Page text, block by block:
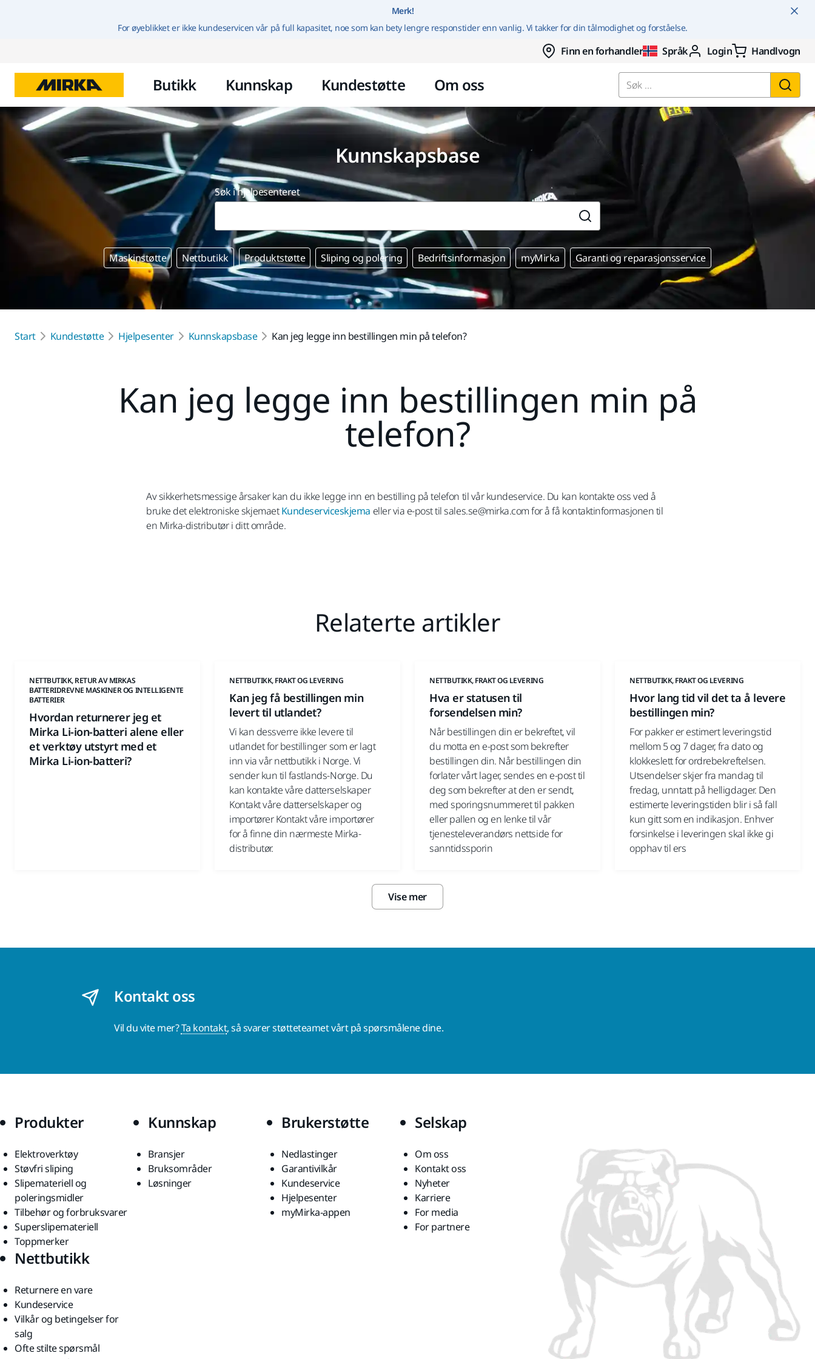
Gå til innhold
Merk!
For øyeblikket er ikke kundeservicen vår på full kapasitet, noe som kan bety lengre responstider enn vanlig. Vi takker for din tålmodighet og forståelse.
Finn en forhandler Språk Login Handlvogn
Butikk Kunnskap Kundestøtte Om oss Søk ...
Kunnskapsbase
Søk i hjelpesenteret
Maskinstøtte Nettbutikk Produktstøtte Sliping og polering Bedriftsinformasjon myMirka Garanti og reparasjonsservice
Start Kundestøtte Hjelpesenter Kunnskapsbase Kan jeg legge inn bestillingen min på telefon?
Kan jeg legge inn bestillingen min på
telefon?
Av sikkerhetsmessige årsaker kan du ikke legge inn en bestilling på telefon til vår kundeservice. Du kan kontakte oss ved å
bruke det elektroniske skjemaetKundeserviceskjema eller via e-post til sales.se@mirka.com for å få kontaktinformasjonen til
en Mirka-distributør i ditt område.
Relaterte artikler
NETTBUTIKK, RETUR AV MIRKAS
BATTERIDREVNE MASKINER OG INTELLIGENTE
BATTERIER
Hvordan returnerer jeg et
Mirka Li-ion-batteri alene eller
et verktøy utstyrt med et
Mirka Li-ion-batteri?
NETTBUTIKK, FRAKT OG LEVERING
Kan jeg få bestillingen min
levert til utlandet?
Vi kan dessverre ikke levere til
utlandet for bestillinger som er lagt
inn via vår nettbutikk i Norge. Vi
sender kun til fastlands-Norge. Du
kan kontakte våre datterselskaper
Kontakt våre datterselskaper og
importører Kontakt våre importører
for å finne din nærmeste Mirka-
distributør.
NETTBUTIKK, FRAKT OG LEVERING
Hva er statusen til
forsendelsen min?
Når bestillingen din er bekreftet, vil
du motta en e-post som bekrefter
bestillingen din. Når bestillingen din
forlater vårt lager, sendes en e-post til
deg som bekrefter at den er sendt,
med sporingsnummeret til pakken
eller pallen og en lenke til vår
tjenesteleverandørs nettside for
sanntidssporin
NETTBUTIKK, FRAKT OG LEVERING
Hvor lang tid vil det ta å levere
bestillingen min?
For pakker er estimert leveringstid
mellom 5 og 7 dager, fra dato og
klokkeslett for ordrebekreftelsen.
Utsendelser skjer fra mandag til
fredag, unntatt på helligdager. Den
estimerte leveringstiden blir i så fall
kun gitt som en indikasjon. Enhver
forsinkelse i leveringen skal ikke gi
opphav til ers
Vise mer
Kontakt oss
Vil du vite mer?Ta kontakt, så svarer støtteteamet vårt på spørsmålene dine.
Produkter
Elektroverktøy
Støvfri sliping
Slipemateriell og
poleringsmidler
Tilbehør og forbruksvarer
Superslipemateriell
Toppmerker
Kunnskap
Bransjer
Bruksområder
Løsninger
Brukerstøtte
Nedlastinger
Garantivilkår
Kundeservice
Hjelpesenter
myMirka-appen
Selskap
Om oss
Kontakt oss
Nyheter
Karriere
For media
For partnere
Nettbutikk
Returnere en vare
Kundeservice
Vilkår og betingelser for
salg
Ofte stilte spørsmål